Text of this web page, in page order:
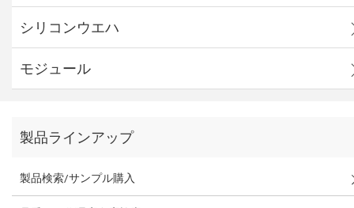
シリコンウエハ
モジュール
製品ラインアップ
製品検索/サンプル購入